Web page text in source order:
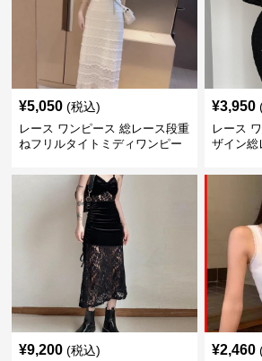
¥5,050 (税込)
レース ワンピース 総レース段重
ねフリルタイトミディワンピー
¥3,950
レース
ザイン総
¥9,200 (税込) ¥2,460